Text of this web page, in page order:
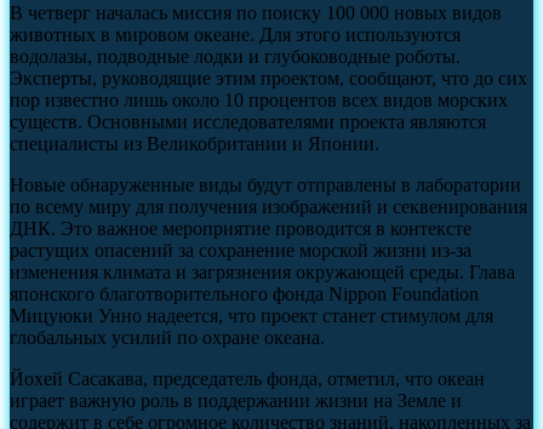
В четверг началась миссия по поиску 100 000 новых видов
животных в мировом океане. Для этого используются
водолазы, подводные лодки и глубоководные роботы.
Эксперты, руководящие этим проектом, сообщают, что до сих
пор известно лишь около 10 процентов всех видов морских
существ. Основными исследователями проекта являются
специалисты из Великобритании и Японии.
Новые обнаруженные виды будут отправлены в лаборатории
по всему миру для получения изображений и секвенирования
ДНК. Это важное мероприятие проводится в контексте
растущих опасений за сохранение морской жизни из-за
изменения климата и загрязнения окружающей среды. Глава
японского благотворительного фонда Nippon Foundation
Мицуюки Унно надеется, что проект станет стимулом для
глобальных усилий по охране океана.
Йохей Сасакава, председатель фонда, отметил, что океан
играет важную роль в поддержании жизни на Земле и
содержит в себе огромное количество знаний, накопленных за